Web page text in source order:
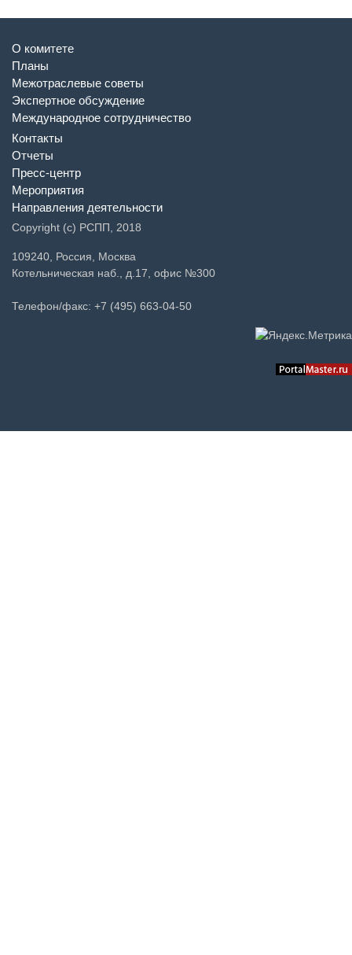
О комитете
Планы
Межотраслевые советы
Экспертное обсуждение
Международное сотрудничество
Контакты
Отчеты
Пресс-центр
Мероприятия
Направления деятельности
Copyright (c) РСПП, 2018
109240, Россия, Москва
Котельническая наб., д.17, офис №300
Телефон/факс: +7 (495) 663-04-50